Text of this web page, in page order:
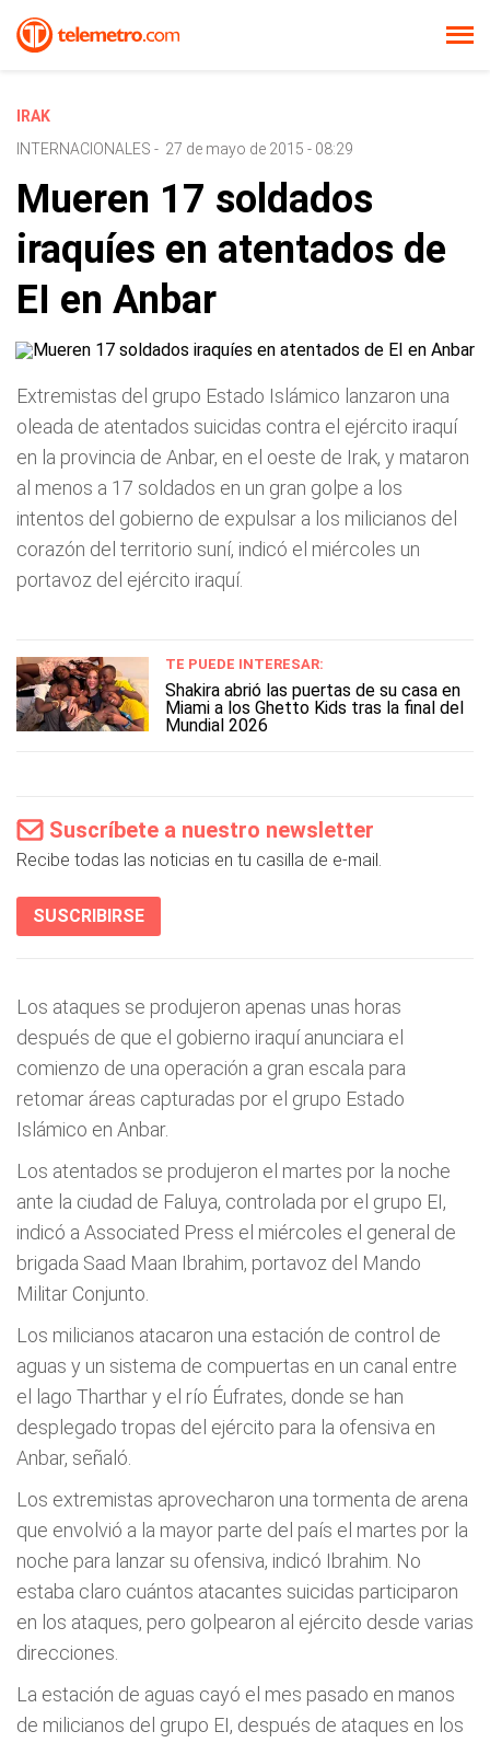
IRAK
INTERNACIONALES - 27 de mayo de 2015 - 08:29
Mueren 17 soldados
iraquíes en atentados de
EI en Anbar
Extremistas del grupo Estado Islámico lanzaron una
oleada de atentados suicidas contra el ejército iraquí
en la provincia de Anbar, en el oeste de Irak, y mataron
al menos a 17 soldados en un gran golpe a los
intentos del gobierno de expulsar a los milicianos del
corazón del territorio suní, indicó el miércoles un
portavoz del ejército iraquí.
TE PUEDE INTERESAR:
Shakira abrió las puertas de su casa en
Miami a los Ghetto Kids tras la final del
Mundial 2026
Suscríbete a nuestro newsletter
Recibe todas las noticias en tu casilla de e-mail.
SUSCRIBIRSE
Los ataques se produjeron apenas unas horas
después de que el gobierno iraquí anunciara el
comienzo de una operación a gran escala para
retomar áreas capturadas por el grupo Estado
Islámico en Anbar.
Los atentados se produjeron el martes por la noche
ante la ciudad de Faluya, controlada por el grupo EI,
indicó a Associated Press el miércoles el general de
brigada Saad Maan Ibrahim, portavoz del Mando
Militar Conjunto.
Los milicianos atacaron una estación de control de
aguas y un sistema de compuertas en un canal entre
el lago Tharthar y el río Éufrates, donde se han
desplegado tropas del ejército para la ofensiva en
Anbar, señaló.
Los extremistas aprovecharon una tormenta de arena
que envolvió a la mayor parte del país el martes por la
noche para lanzar su ofensiva, indicó Ibrahim. No
estaba claro cuántos atacantes suicidas participaron
en los ataques, pero golpearon al ejército desde varias
direcciones.
La estación de aguas cayó el mes pasado en manos
de milicianos del grupo EI, después de ataques en los